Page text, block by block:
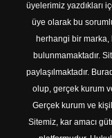
üyelerimiz yazdıkları
üye olarak bu
herhangi bir marka,
bulunmamaktadır.
paylaşılmaktadır.
olup, gerçek kurum
Gerçek kurum ve
Sitemiz, kar amacı